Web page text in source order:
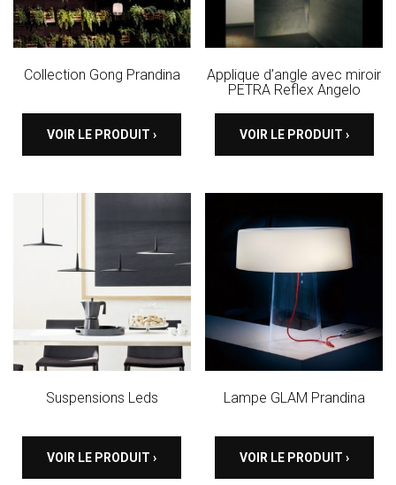
Collection Gong Prandina
VOIR LE PRODUIT ›
Applique d’angle avec miroir
PETRA Reflex Angelo
VOIR LE PRODUIT ›
Suspensions Leds
VOIR LE PRODUIT ›
Lampe GLAM Prandina
VOIR LE PRODUIT ›